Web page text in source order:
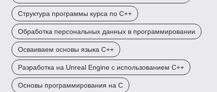
Структура программы курса по C++
Обработка персональных данных в программировании
Осваиваем основы языка C++
Разработка на Unreal Engine с использованием C++
Основы программирования на C